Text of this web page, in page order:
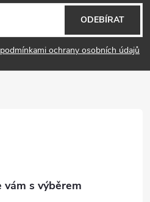
podmínkami ochrany osobních údajů
ODEBÍRAT